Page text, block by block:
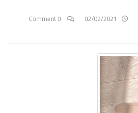
02/02/2021